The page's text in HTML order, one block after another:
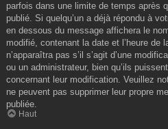
parfois dans une limite de temps après
publié. Si quelqu’un a déjà répondu à
en dessous du message affichera le
modifié, contenant la date et l’heure de
n’apparaîtra pas s’il s’agit d’une
ou un administrateur, bien qu’ils
concernant leur modification. Veuillez
ne peuvent pas supprimer leur propre
publiée.
Haut